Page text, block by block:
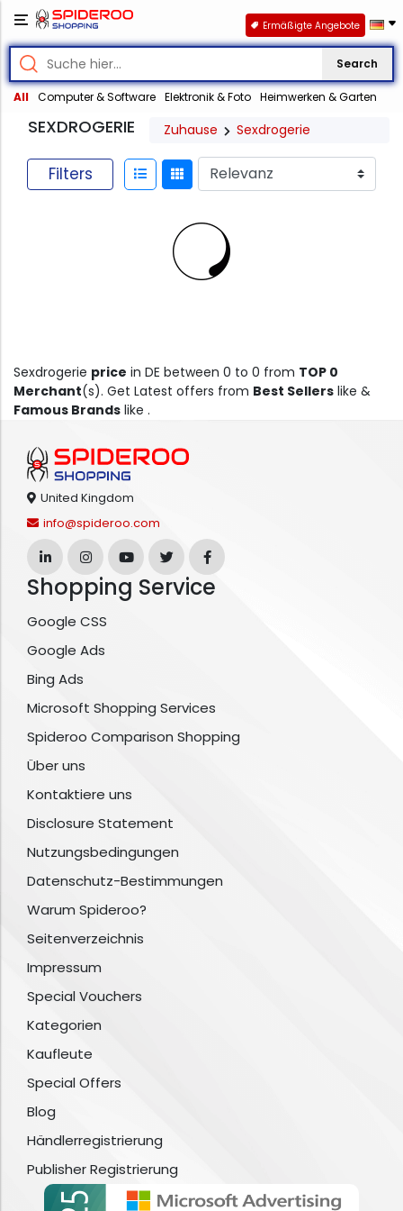
Search
All Computer & Software Elektronik & Foto Heimwerken & Garten
Ermäßigte Angebote
SEXDROGERIE Zuhause Sexdrogerie
Filters
Sexdrogerie price in DE between 0 to 0 from TOP 0
Merchant(s). Get Latest offers from Best Sellers like &
Famous Brands like .
United Kingdom
info@spideroo.com
Shopping Service
Google CSS
Google Ads
Bing Ads
Microsoft Shopping Services
Spideroo Comparison Shopping
Über uns
Kontaktiere uns
Disclosure Statement
Nutzungsbedingungen
Datenschutz-Bestimmungen
Warum Spideroo?
Seitenverzeichnis
Impressum
Special Vouchers
Kategorien
Kaufleute
Special Offers
Blog
Händlerregistrierung
Publisher Registrierung